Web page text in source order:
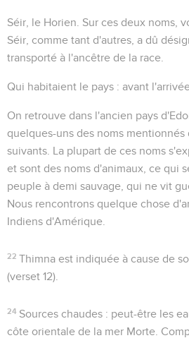
Séir, le Horien . Sur ces deux noms,
Séir, comme tant d'autres, a dû
transporté à l'ancêtre de la race.
Qui habitaient le pays : avant
On retrouve dans l'ancien pays
quelques-uns des noms mentionnés
suivants. La plupart de ces noms
et sont des noms d'animaux, ce qui
peuple à demi sauvage, qui ne vit
Nous rencontrons quelque chose
Indiens d'Amérique.
22 Thimna est indiquée à cause de
(verset 12).
24 Sources chaudes : peut-être les
côte orientale de la mer Morte.